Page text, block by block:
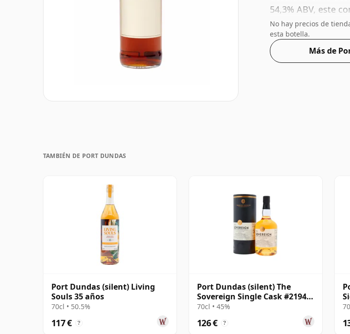
54,3% ABV, este
tamaño estándar
No hay precios de
esta botella.
Más de
TAMBIÉN DE PORT DUNDAS
Port Dundas (silent) Living
Souls 35 años
70cl • 50.5%
117 € ?
Port Dundas (silent) The
Sovereign Single Cask #21946
1990 35 años
70cl • 45%
126 € ?